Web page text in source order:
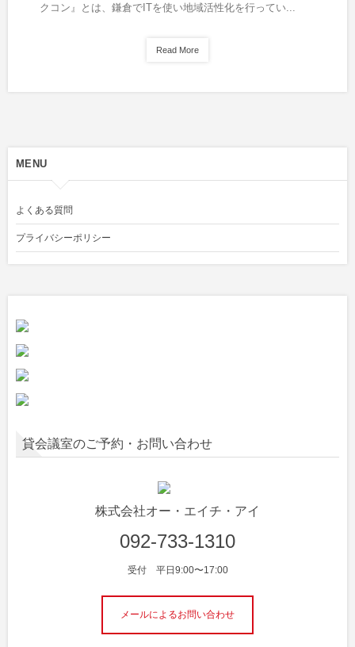
クコン』とは、鎌倉でITを使い地域活性化を行ってい...
Read More
MENU
よくある質問
プライバシーポリシー
貸会議室のご予約・お問い合わせ
株式会社オー・エイチ・アイ
092-733-1310
受付 平日9:00〜17:00
メールによるお問い合わせ